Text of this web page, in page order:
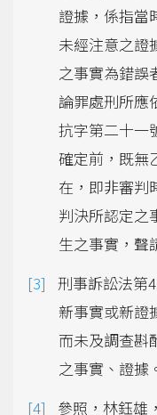
證據，係指當
未經注意之證
之事實為錯誤
論罪處刑所應
抗字第二十一
確定前，既無
在，即非審判
判決所認定之
生之事實，聲
刑事訴訟法第
新事實或新證
而未及調查斟
之事實、證據
參照，林鈺雄